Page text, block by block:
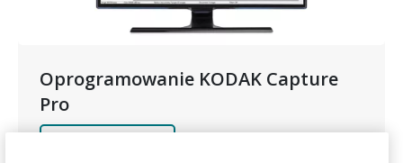
Oprogramowanie KODAK Capture
Pro